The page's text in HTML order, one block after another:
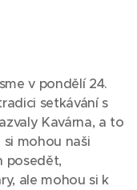
v pondělí 24.
setkávání s
Kavárna, a to
mohou naši
posedět,
ale mohou si k